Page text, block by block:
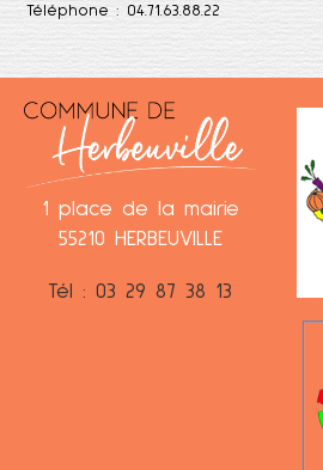
Téléphone : 04.71.63.88.22
1 place de la mairie
55210 HERBEUVILLE
Tél : 03 29 87 38 13